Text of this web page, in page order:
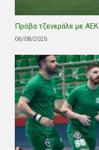
Πρόβα τζενεράλε με ΑΕΚ
06/08/2026